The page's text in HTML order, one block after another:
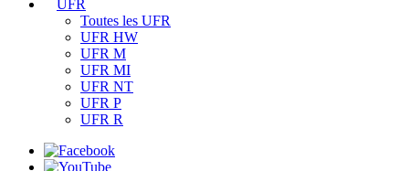
UFR
Toutes les UFR
UFR HW
UFR M
UFR MI
UFR NT
UFR P
UFR R